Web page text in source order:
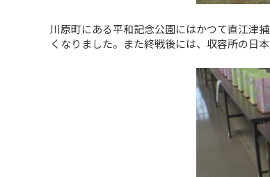
川原町にある平和記念公園にはかつて直江津
くなりました。また終戦後には、収容所の日